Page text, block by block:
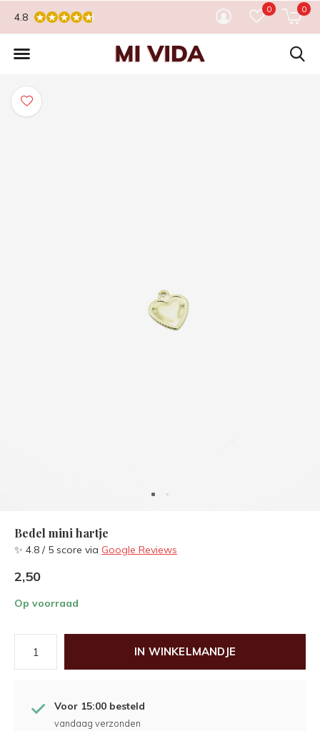
0 0
4.8
Bedel mini hartje
✨ 4.8 / 5 score via Google Reviews
2,50
Op voorraad
IN WINKELMANDJE
Voor 15:00 besteld
vandaag verzonden